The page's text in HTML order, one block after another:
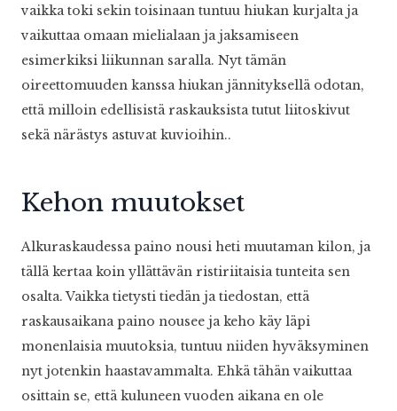
vaikka toki sekin toisinaan tuntuu hiukan kurjalta ja
vaikuttaa omaan mielialaan ja jaksamiseen
esimerkiksi liikunnan saralla. Nyt tämän
oireettomuuden kanssa hiukan jännityksellä odotan,
että milloin edellisistä raskauksista tutut liitoskivut
sekä närästys astuvat kuvioihin..
Kehon muutokset
Alkuraskaudessa paino nousi heti muutaman kilon, ja
tällä kertaa koin yllättävän ristiriitaisia tunteita sen
osalta. Vaikka tietysti tiedän ja tiedostan, että
raskausaikana paino nousee ja keho käy läpi
monenlaisia muutoksia, tuntuu niiden hyväksyminen
nyt jotenkin haastavammalta. Ehkä tähän vaikuttaa
osittain se, että kuluneen vuoden aikana en ole